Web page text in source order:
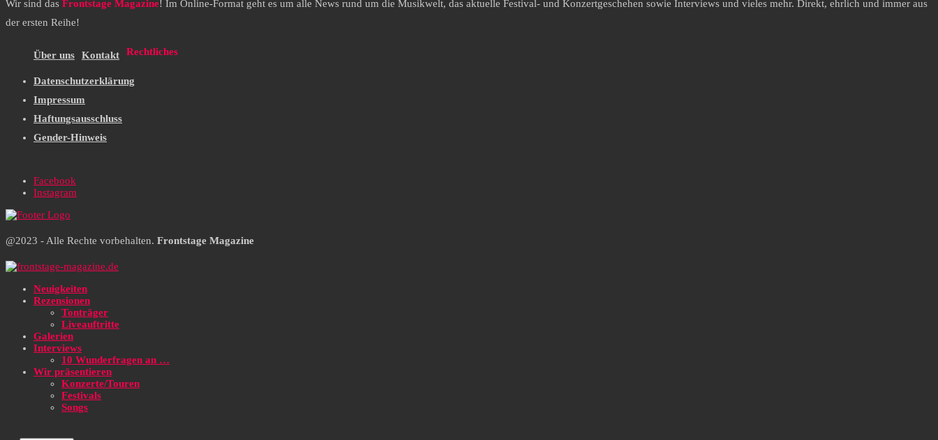
Wir sind das Frontstage Magazine! Im Online-Format geht es um alle News rund um die Musikwelt, das aktuelle Festival- und Konzertgeschehen sowie Interviews und vieles mehr. Direkt, ehrlich und immer aus
der ersten Reihe!
Über uns Kontakt Rechtliches
Datenschutzerklärung
Impressum
Haftungsausschluss
Gender-Hinweis
Facebook
Instagram
@2023 - Alle Rechte vorbehalten. Frontstage Magazine
Neuigkeiten
Rezensionen
Tonträger
Liveauftritte
Galerien
Interviews
10 Wunderfragen an …
Wir präsentieren
Konzerte/Touren
Festivals
Songs